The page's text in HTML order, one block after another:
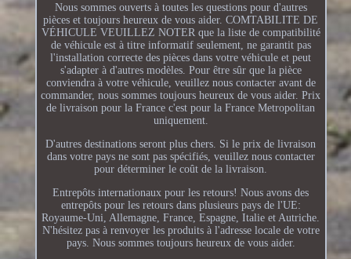
Nous sommes ouverts à toutes les questions pour d'autres
pièces et toujours heureux de vous aider. COMTABILITE DE
VÉHICULE VEUILLEZ NOTER que la liste de compatibilité
de véhicule est à titre informatif seulement, ne garantit pas
l'installation correcte des pièces dans votre véhicule et peut
s'adapter à d'autres modèles. Pour être sûr que la pièce
conviendra à votre véhicule, veuillez nous contacter avant de
commander, nous sommes toujours heureux de vous aider. Prix
de livraison pour la France c'est pour la France Metropolitan
uniquement.
D'autres destinations seront plus chers. Si le prix de livraison
dans votre pays ne sont pas spécifiés, veuillez nous contacter
pour déterminer le coût de la livraison.
Entrepôts internationaux pour les retours! Nous avons des
entrepôts pour les retours dans plusieurs pays de l'UE:
Royaume-Uni, Allemagne, France, Espagne, Italie et Autriche.
N'hésitez pas à renvoyer les produits à l'adresse locale de votre
pays. Nous sommes toujours heureux de vous aider.